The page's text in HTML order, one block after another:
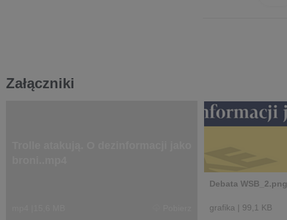
Załączniki
Debata WSB_2.png
grafika | 99,1 KB